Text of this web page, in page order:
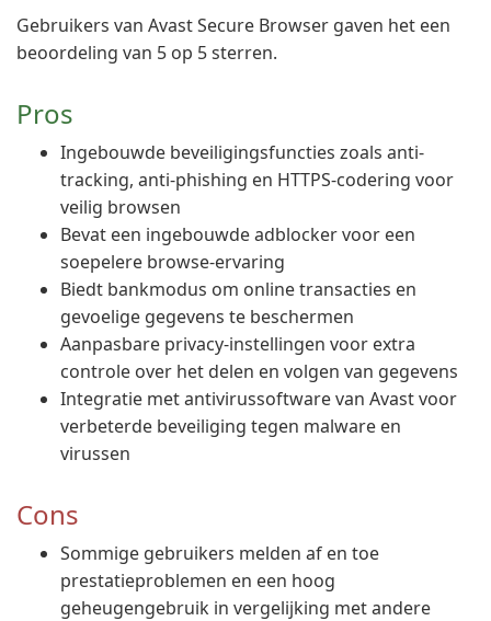
Gebruikers van Avast Secure Browser gaven het een
beoordeling van 5 op 5 sterren.
Pros
Ingebouwde beveiligingsfuncties zoals anti-
tracking, anti-phishing en HTTPS-codering voor
veilig browsen
Bevat een ingebouwde adblocker voor een
soepelere browse-ervaring
Biedt bankmodus om online transacties en
gevoelige gegevens te beschermen
Aanpasbare privacy-instellingen voor extra
controle over het delen en volgen van gegevens
Integratie met antivirussoftware van Avast voor
verbeterde beveiliging tegen malware en
virussen
Cons
Sommige gebruikers melden af en toe
prestatieproblemen en een hoog
geheugengebruik in vergelijking met andere